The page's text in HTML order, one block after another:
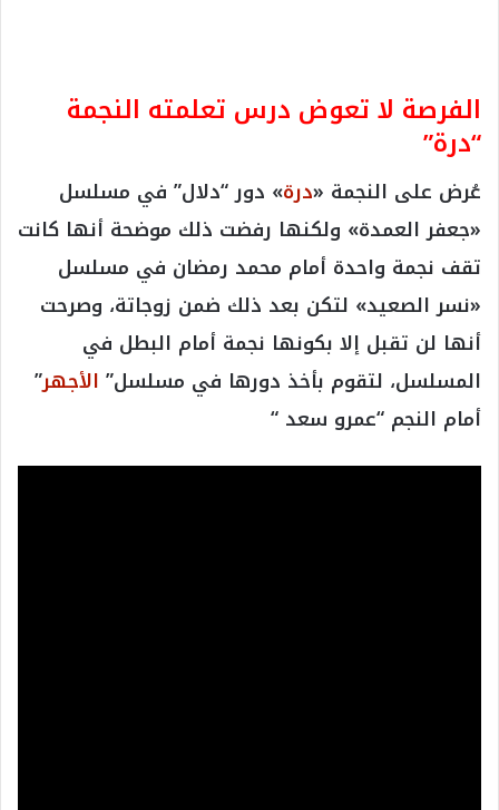
الفرصة لا تعوض درس تعلمته النجمة
“درة”
عُرض على النجمة «درة» دور “دلال” في مسلسل
«جعفر العمدة» ولكنها رفضت ذلك موضحة أنها كانت
تقف نجمة واحدة أمام محمد رمضان في مسلسل
«نسر الصعيد» لتكن بعد ذلك ضمن زوجاتة، وصرحت
أنها لن تقبل إلا بكونها نجمة أمام البطل في
المسلسل، لتقوم بأخذ دورها في مسلسل” الأجهر”
أمام النجم “عمرو سعد “